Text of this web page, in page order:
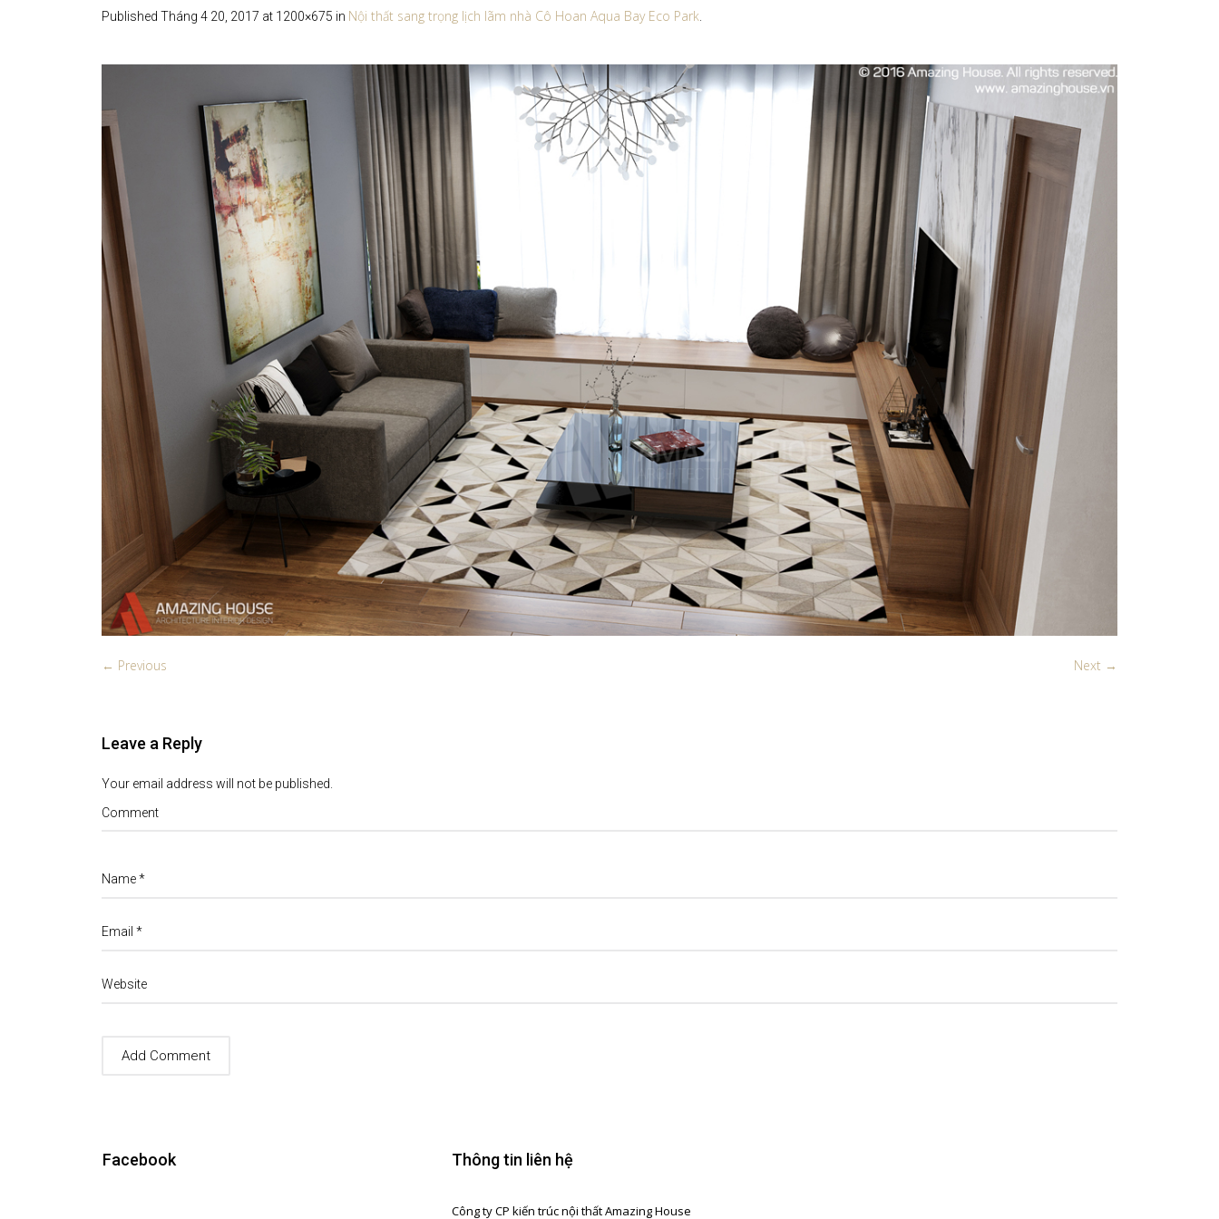
Published Tháng 4 20, 2017 at 1200×675 in Nội thất sang trọng lịch lãm nhà Cô Hoan Aqua Bay Eco Park.
← Previous Next →
Leave a Reply
Your email address will not be published.
Comment
Name*
Email *
Website
Facebook Thông tin liên hệ
Công ty CP kiến trúc nội thất Amazing House